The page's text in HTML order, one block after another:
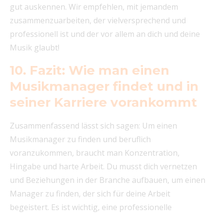
gut auskennen. Wir empfehlen, mit jemandem
zusammenzuarbeiten, der vielversprechend und
professionell ist und der vor allem an dich und deine
Musik glaubt!
10. Fazit: Wie man einen
Musikmanager findet und in
seiner Karriere vorankommt
Zusammenfassend lässt sich sagen: Um einen
Musikmanager zu finden und beruflich
voranzukommen, braucht man Konzentration,
Hingabe und harte Arbeit. Du musst dich vernetzen
und Beziehungen in der Branche aufbauen, um einen
Manager zu finden, der sich für deine Arbeit
begeistert. Es ist wichtig, eine professionelle